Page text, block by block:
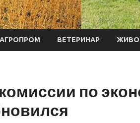
АГРОПРОМ ВЕТЕРИНАР
по